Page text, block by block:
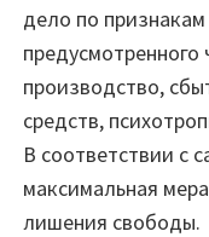
дело по
производство,
средств,
В соответствии с
максимальная
лишения свободы.